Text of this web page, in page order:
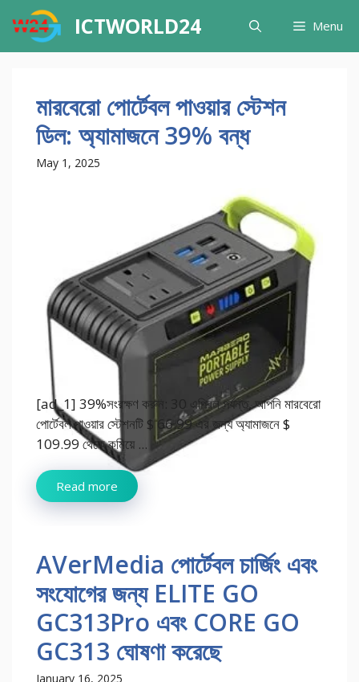
content
ICTWORLD24 Menu
মারবেরো পোর্টেবল পাওয়ার স্টেশন
ডিল: অ্যামাজনে 39% বন্ধ
May 1, 2025
[ad_1] 39%সংরক্ষণ করুন: 30 এপ্রিল পর্যন্ত, আপনি মারবেরো
পোর্টেবল পাওয়ার স্টেশনটি $ 66.99 এর জন্য অ্যামাজনে $
109.99 থেকে কমিয়ে ...
Read more
AVerMedia পোর্টেবল চার্জিং এবং
সংযোগের জন্য ELITE GO
GC313Pro এবং CORE GO
GC313 ঘোষণা করেছে
January 16, 2025